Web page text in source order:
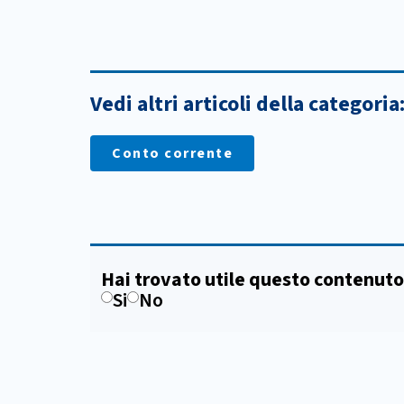
Vedi altri articoli della categoria:
Conto corrente
Hai trovato utile questo
Si No